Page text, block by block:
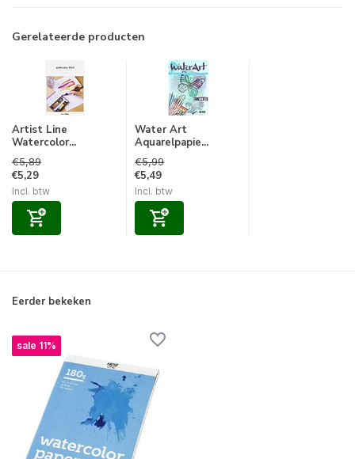
Gerelateerde producten
Artist Line
Watercolor...
€5,89
€5,29
Incl. btw
Water Art
Aquarelpapie...
€5,99
€5,49
Incl. btw
Eerder bekeken
sale 11%